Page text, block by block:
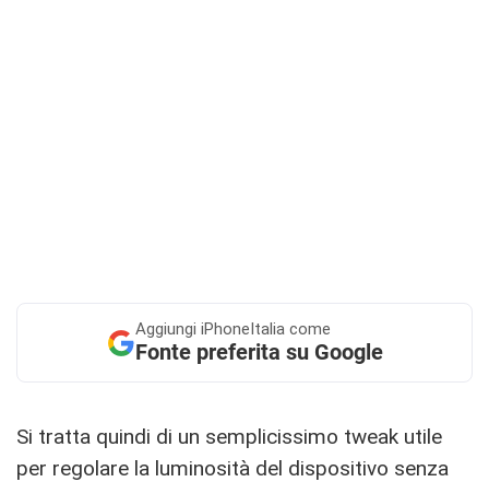
Aggiungi iPhoneItalia come
Fonte preferita su Google
Si tratta quindi di un semplicissimo tweak utile
per regolare la luminosità del dispositivo senza